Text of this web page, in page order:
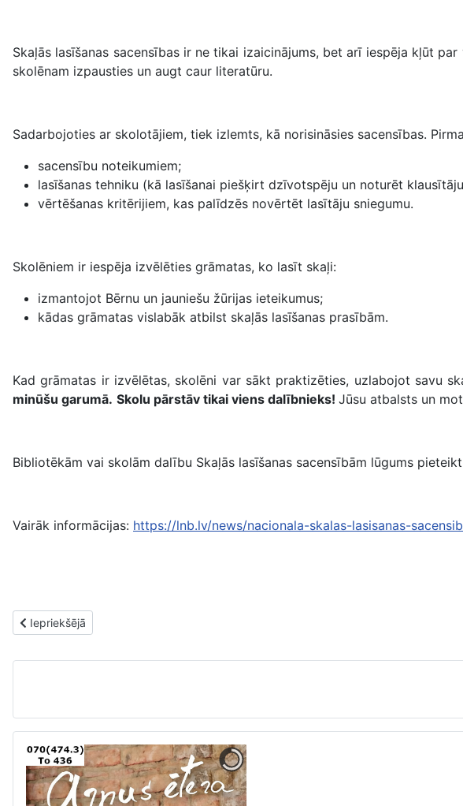
Skaļās lasīšanas sacensības ir ne tikai izaicinājums, bet arī iespēja kļūt
skolēnam izpausties un augt caur literatūru.
Sadarbojoties ar skolotājiem, tiek izlemts, kā norisināsies sacensības.
sacensību noteikumiem;
lasīšanas tehniku (kā lasīšanai piešķirt dzīvotspēju un noturēt
vērtēšanas kritērijiem, kas palīdzēs novērtēt lasītāju sniegumu.
Skolēniem ir iespēja izvēlēties grāmatas, ko lasīt skaļi:
izmantojot Bērnu un jauniešu žūrijas ieteikumus;
kādas grāmatas vislabāk atbilst skaļās lasīšanas prasībām.
Kad grāmatas ir izvēlētas, skolēni var sākt praktizēties, uzlabojot savu
minūšu garumā. Skolu pārstāv tikai viens dalībnieks! Jūsu atbalsts un
Bibliotēkām vai skolām dalību Skaļās lasīšanas sacensībām lūgums
Vairāk informācijas: https://lnb.lv/news/nacionala-skalas-lasisanas-
Iepriekšējais raksts: Rēzeknes 2. bibliotēkā aizvadīts Digitālās nedēļas pasākums
Iepriekšējā